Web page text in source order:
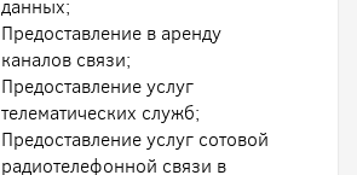
данных;
Предоставление в аренду
каналов связи;
Предоставление услуг
телематических служб;
Предоставление услуг сотовой
радиотелефонной связи в